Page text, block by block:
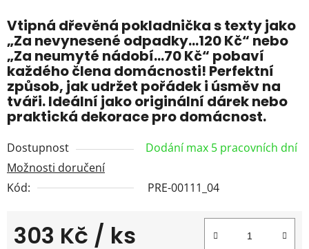
Vtipná dřevěná pokladnička s texty jako
„Za nevynesené odpadky…120 Kč“ nebo
„Za neumyté nádobí…70 Kč“ pobaví
každého člena domácnosti! Perfektní
způsob, jak udržet pořádek i úsměv na
tváři. Ideální jako originální dárek nebo
praktická dekorace pro domácnost.
Dostupnost
Dodání max 5 pracovních dní
Možnosti doručení
Kód:
PRE-00111_04
303 Kč / ks